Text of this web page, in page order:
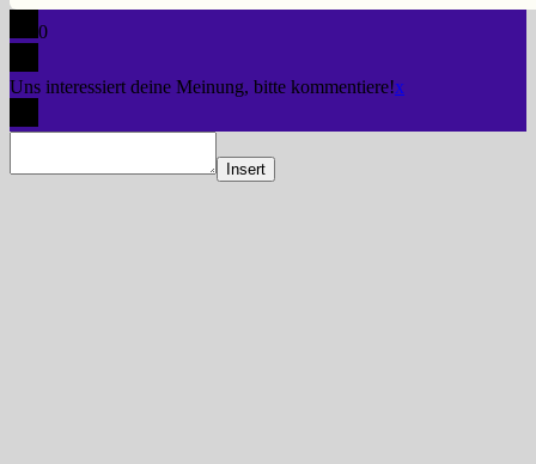
0
Uns interessiert deine Meinung, bitte kommentiere!x
Insert